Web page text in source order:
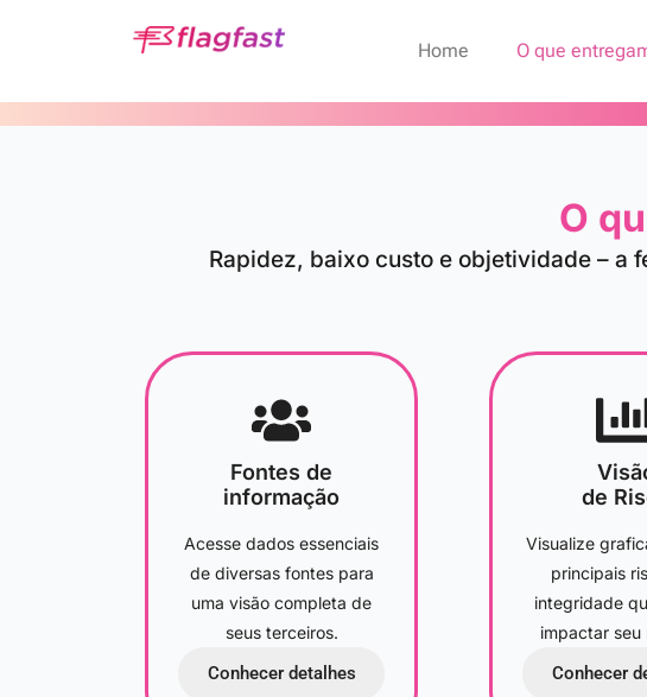
Home O que
O
Rapidez, baixo custo e objetividade – a
Fontes de
informação
Acesse dados essenciais
de diversas fontes para
uma visão completa de
seus terceiros.
Conhecer detalhes
de
Visualize
principais
integridade
impactar seu
Conhecer